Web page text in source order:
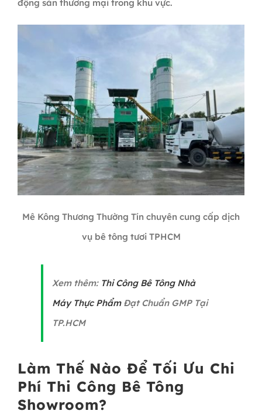
động sản thương mại trong khu vực.
Mê Kông Thương Thường Tín chuyên cung cấp dịch
vụ bê tông tươi TPHCM
Xem thêm: Thi Công Bê Tông Nhà
Máy Thực PhẩmĐạt Chuẩn GMP Tại
TP.HCM
Làm Thế Nào Để Tối Ưu Chi
Phí Thi Công Bê Tông
Showroom?